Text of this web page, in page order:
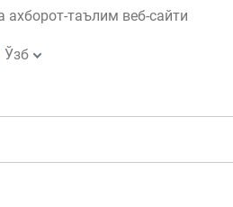
таълим веб-сайти
Ўзб